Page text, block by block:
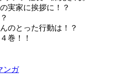
実家に挨拶に！？
のとった行動は！？
巻！！
ンガ